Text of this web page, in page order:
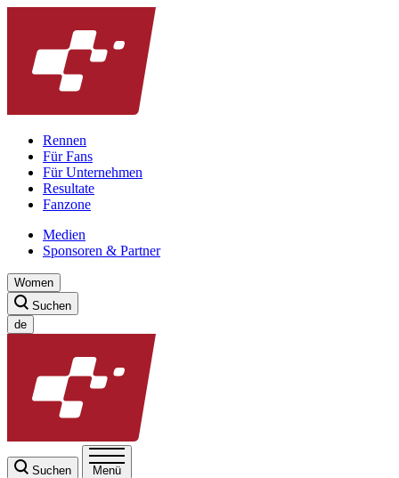
Rennen
Für Fans
Für Unternehmen
Resultate
Fanzone
Medien
Sponsoren & Partner
Women
Suchen
de
Suchen Menü